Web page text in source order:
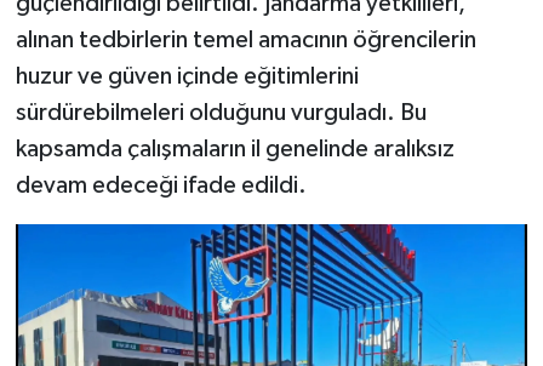
alınan tedbirlerin temel amacının öğrencilerin
huzur ve güven içinde eğitimlerini
sürdürebilmeleri olduğunu vurguladı. Bu
kapsamda çalışmaların il genelinde aralıksız
devam edeceği ifade edildi.